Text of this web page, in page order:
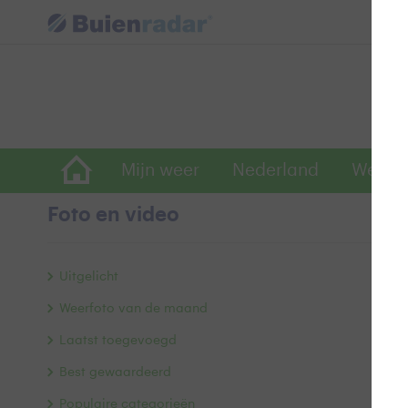
Mijn weer Nederland
Foto en video
Uitgelicht
Weerfoto van de maand
Laatst toegevoegd
Best gewaardeerd
Populaire categorieën